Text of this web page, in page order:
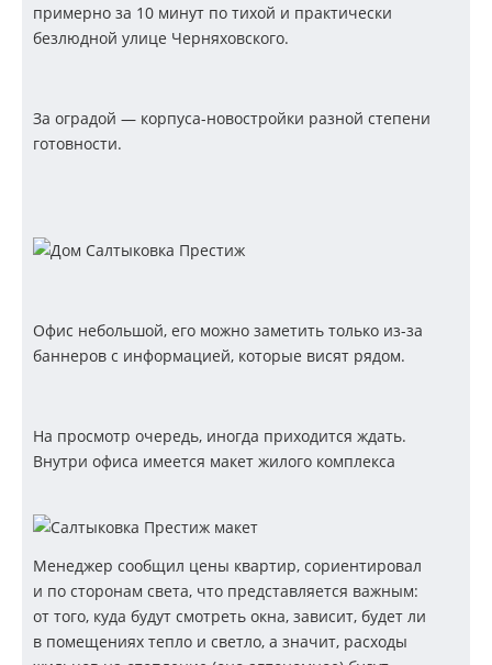
примерно за 10 минут по тихой и практически
безлюдной улице Черняховского.
За оградой — корпуса-новостройки разной степени
готовности.
Офис небольшой, его можно заметить только из-за
баннеров с информацией, которые висят рядом.
На просмотр очередь, иногда приходится ждать.
Внутри офиса имеется макет жилого комплекса
Менеджер сообщил цены квартир, сориентировал
и по сторонам света, что представляется важным:
от того, куда будут смотреть окна, зависит, будет ли
в помещениях тепло и светло, а значит, расходы